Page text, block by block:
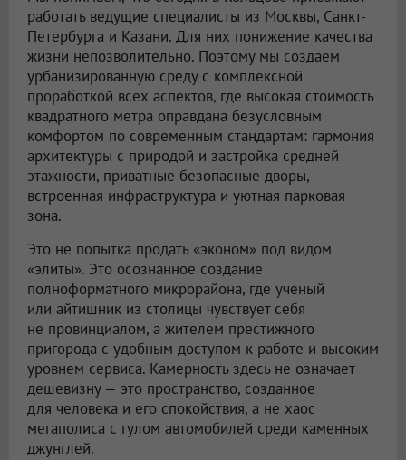
работать ведущие специалисты из Москвы, Санкт-
Петербурга и Казани. Для них понижение качества
жизни непозволительно. Поэтому мы создаем
урбанизированную среду с комплексной
проработкой всех аспектов, где высокая стоимость
квадратного метра оправдана безусловным
комфортом по современным стандартам: гармония
архитектуры с природой и застройка средней
этажности, приватные безопасные дворы,
встроенная инфраструктура и уютная парковая
зона.
Это не попытка продать «эконом» под видом
«элиты». Это осознанное создание
полноформатного микрорайона, где ученый
или айтишник из столицы чувствует себя
не провинциалом, а жителем престижного
пригорода с удобным доступом к работе и высоким
уровнем сервиса. Камерность здесь не означает
дешевизну — это пространство, созданное
для человека и его спокойствия, а не хаос
мегаполиса с гулом автомобилей среди каменных
джунглей.